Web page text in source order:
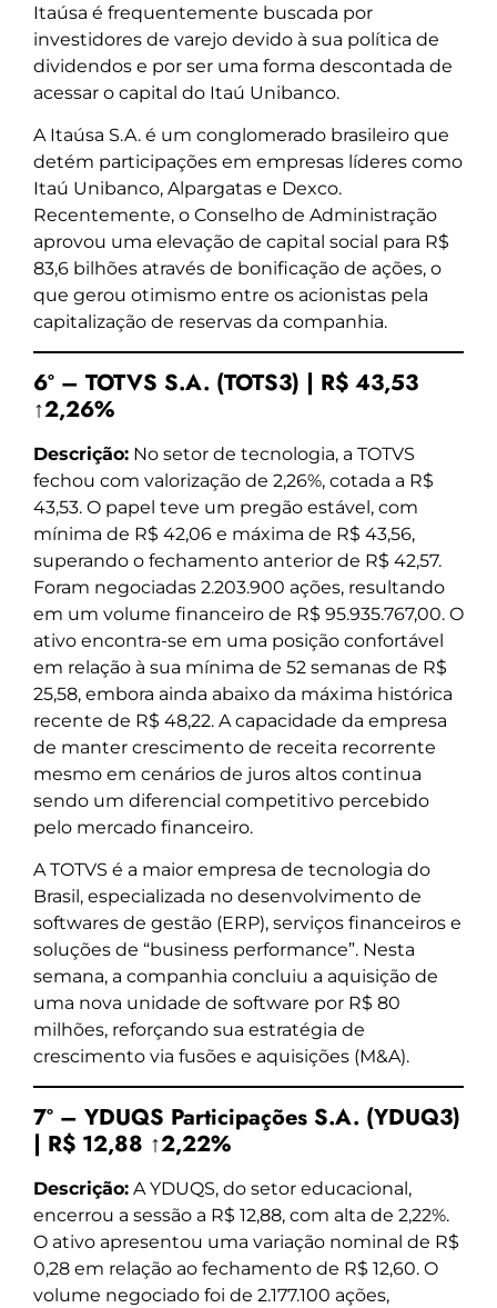
Itaúsa é frequentemente buscada por
investidores de varejo devido à sua política de
dividendos e por ser uma forma descontada de
acessar o capital do Itaú Unibanco.
A Itaúsa S.A. é um conglomerado brasileiro que
detém participações em empresas líderes como
Itaú Unibanco, Alpargatas e Dexco.
Recentemente, o Conselho de Administração
aprovou uma elevação de capital social para R$
83,6 bilhões através de bonificação de ações, o
que gerou otimismo entre os acionistas pela
capitalização de reservas da companhia.
6º – TOTVS S.A. (TOTS3) | R$ 43,53
↑2,26%
Descrição: No setor de tecnologia, a TOTVS
fechou com valorização de 2,26%, cotada a R$
43,53. O papel teve um pregão estável, com
mínima de R$ 42,06 e máxima de R$ 43,56,
superando o fechamento anterior de R$ 42,57.
Foram negociadas 2.203.900 ações, resultando
em um volume financeiro de R$ 95.935.767,00. O
ativo encontra-se em uma posição confortável
em relação à sua mínima de 52 semanas de R$
25,58, embora ainda abaixo da máxima histórica
recente de R$ 48,22. A capacidade da empresa
de manter crescimento de receita recorrente
mesmo em cenários de juros altos continua
sendo um diferencial competitivo percebido
pelo mercado financeiro.
A TOTVS é a maior empresa de tecnologia do
Brasil, especializada no desenvolvimento de
softwares de gestão (ERP), serviços financeiros e
soluções de “business performance”. Nesta
semana, a companhia concluiu a aquisição de
uma nova unidade de software por R$ 80
milhões, reforçando sua estratégia de
crescimento via fusões e aquisições (M&A).
7º – YDUQS Participações S.A. (YDUQ3)
| R$ 12,88 ↑2,22%
Descrição: A YDUQS, do setor educacional,
encerrou a sessão a R$ 12,88, com alta de 2,22%.
O ativo apresentou uma variação nominal de R$
0,28 em relação ao fechamento de R$ 12,60. O
volume negociado foi de 2.177.100 ações,